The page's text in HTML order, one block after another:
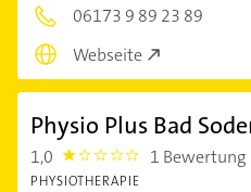
06173 9 89 23 89
Webseite
Physio Plus Bad
1,0 1.0 1 Bewertung
PHYSIOTHERAPIE